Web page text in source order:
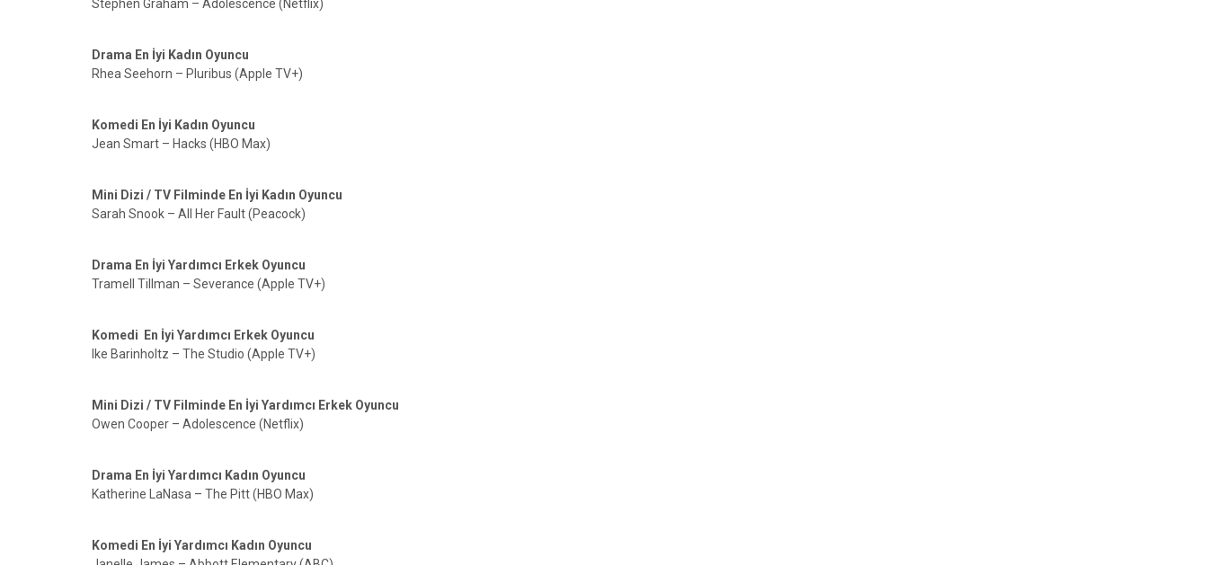
Stephen Graham – Adolescence (Netflix)
Drama En İyi Kadın Oyuncu
Rhea Seehorn – Pluribus (Apple TV+)
Komedi En İyi Kadın Oyuncu
Jean Smart – Hacks (HBO Max)
Mini Dizi / TV Filminde En İyi Kadın Oyuncu
Sarah Snook – All Her Fault (Peacock)
Drama En İyi Yardımcı Erkek Oyuncu
Tramell Tillman – Severance (Apple TV+)
Komedi En İyi Yardımcı Erkek Oyuncu
Ike Barinholtz – The Studio (Apple TV+)
Mini Dizi / TV Filminde En İyi Yardımcı Erkek Oyuncu
Owen Cooper – Adolescence (Netflix)
Drama En İyi Yardımcı Kadın Oyuncu
Katherine LaNasa – The Pitt (HBO Max)
Komedi En İyi Yardımcı Kadın Oyuncu